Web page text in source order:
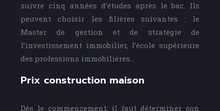
suivre cinq années d’études après le bac. Ils
peuvent choisir les filières suivantes : le
Master de gestion et de stratégie de
l’investissement immobilier, l’école supérieure
des professions immobilières…
Prix construction maison
Dès le commencement, il faut déterminer son